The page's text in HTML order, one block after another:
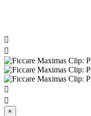




×